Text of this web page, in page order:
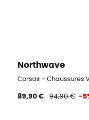
Northwave
Corsair - Chaussures
89,90 € 94,90 € -